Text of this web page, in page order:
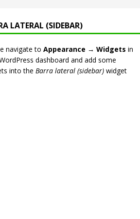
LATERAL (SIDEBAR)
navigate to Appearance → Widgets in
dashboard and add some
into the Barra lateral (sidebar)widget